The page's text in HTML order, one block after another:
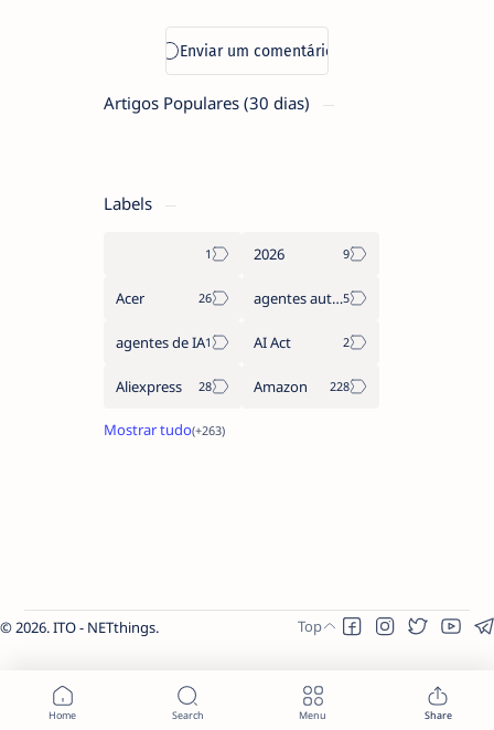
Artigos Populares (30 dias)
Labels
2026
Acer agentes autónomos
agentes de IA AI Act
Aliexpress Amazon
2026.ITO - NETthings.